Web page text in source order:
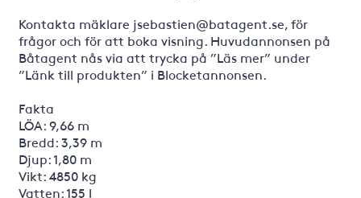
Kontakta mäklare jsebastien@batagent.se, för
frågor och för att boka visning. Huvudannonsen på
Båtagent nås via att trycka på ”Läs mer” under
”Länk till produkten” i Blocketannonsen.
Fakta
LÖA: 9,66 m
Bredd: 3,39 m
Djup: 1,80 m
Vikt: 4850 kg
Vatten: 155 l